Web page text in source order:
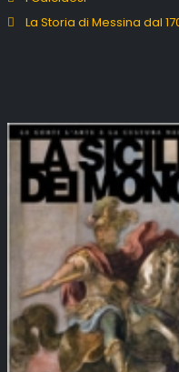
La Storia di Messina dal